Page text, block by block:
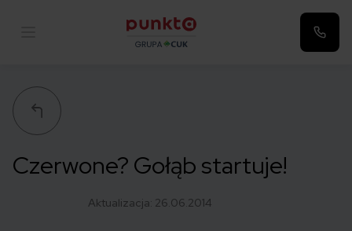
Czerwone? Gołąb startuje!
Aktualizacja: 26.06.2014